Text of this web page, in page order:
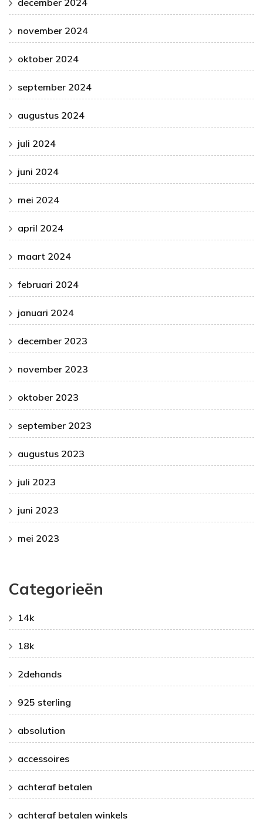
november 2024
oktober 2024
september 2024
augustus 2024
juli 2024
juni 2024
mei 2024
april 2024
maart 2024
februari 2024
januari 2024
december 2023
november 2023
oktober 2023
september 2023
augustus 2023
juli 2023
juni 2023
mei 2023
Categorieën
14k
18k
2dehands
925 sterling
absolution
accessoires
achteraf betalen
achteraf betalen winkels